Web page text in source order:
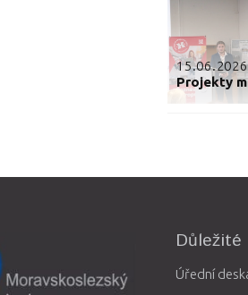
15.06.2026
Projekty
Úřední